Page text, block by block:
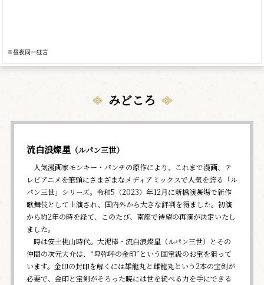
※昼夜同一狂言
みどころ
流白浪燦星（ルパン三世）
人気漫画家モンキー・パンチの原作により、これまで漫画、テ
レビアニメを筆頭にさまざまなメディアミックスで人気を誇る「ル
パン三世」シリーズ。令和5（2023）年12月に新橋演舞場で新作
歌舞伎として上演され、国内外から大きな評判を得ました。初演
から約2年の時を経て、このたび、南座で待望の再演が決定いたし
ました。
時は安土桃山時代。大泥棒・流白浪燦星（ルパン三世）とその
仲間の次元大介は、“卑弥呼の金印”という国宝級のお宝を狙って
います。金印の封印を解くには雄龍丸と雌龍丸という2本の宝剣が
必要で、金印と宝剣がそろった暁には世を統べる力を手にできる